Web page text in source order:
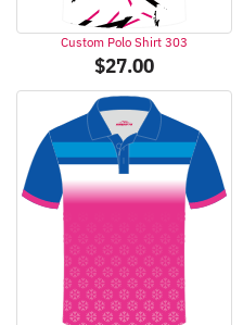
Custom Polo Shirt 303
$27.00